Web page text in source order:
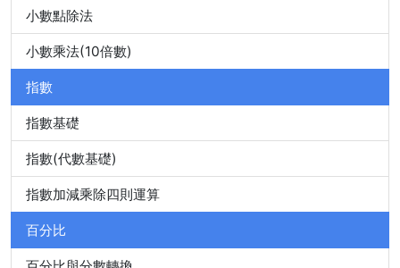
小數點除法
小數乘法(10倍數)
指數
指數基礎
指數(代數基礎)
指數加減乘除四則運算
百分比